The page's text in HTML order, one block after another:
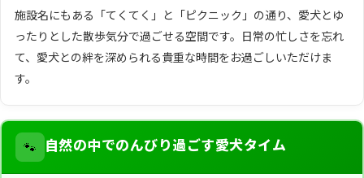
施設名にもある「てくてく」と「ピクニック」の通り、愛犬とゆ
ったりとした散歩気分で過ごせる空間です。日常の忙しさを忘れ
て、愛犬との絆を深められる貴重な時間をお過ごしいただけま
す。
🐾 自然の中でのんびり過ごす愛犬タイム